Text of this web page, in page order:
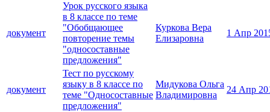
документ
Урок русского языка
в 8 классе по теме
"Обобщающее
повторение темы
"односоставные
предложения"
Куркова Вера
Елизаровна
1 Апр
документ
Тест по русскому
языку в 8 классе по
теме "Односоставные
предложения"
Мидукова Ольга
Владимировна
24 Апр